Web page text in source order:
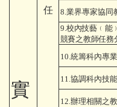
實
任 8.業界專家協同
9. 校內技藝﹙能
競賽之教師任務
10.統籌科內專
11.協調科內技
12.辦理相關之